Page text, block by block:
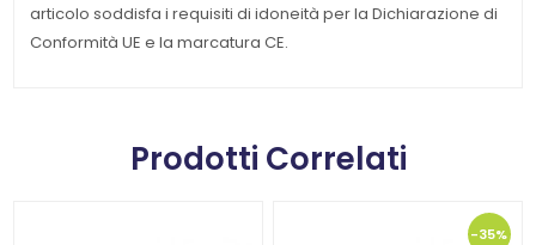
articolo soddisfa i requisiti di idoneità per la Dichiarazione di
Conformità UE e la marcatura CE.
Prodotti Correlati
-35%